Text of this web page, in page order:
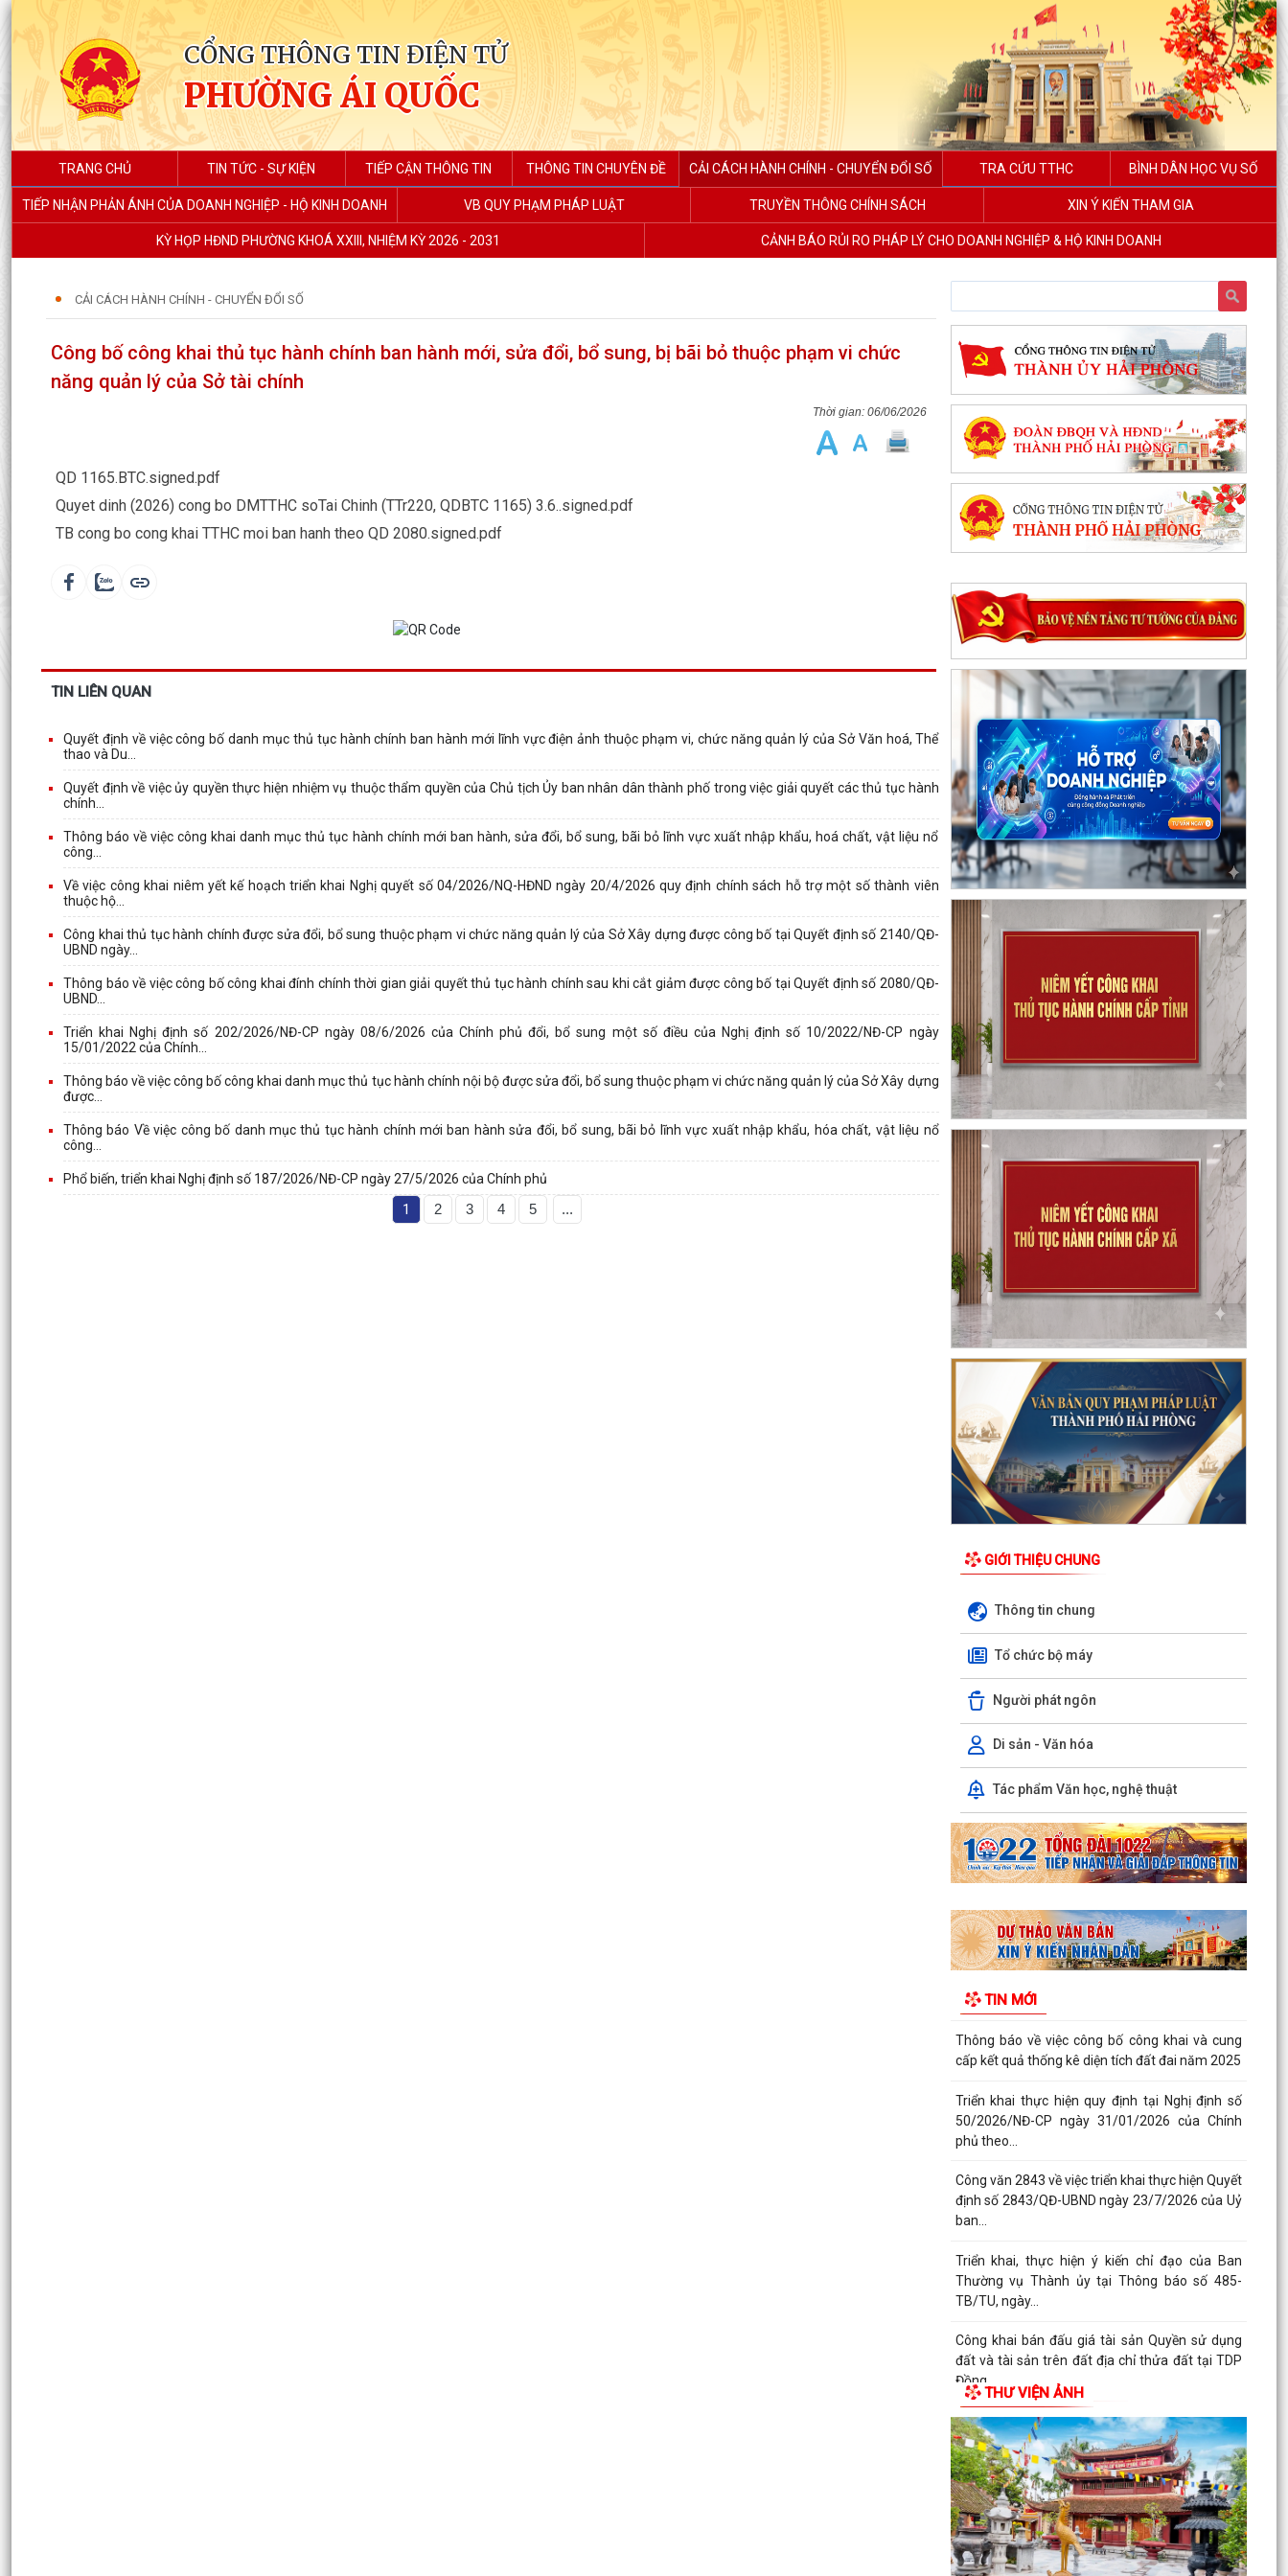
CỔNG THÔNG TIN ĐIỆN TỬ
PHƯỜNG ÁI QUỐC
TRANG CHỦ TIN TỨC - SỰ KIỆN TIẾP CẬN THÔNG TIN THÔNG TIN CHUYÊN ĐỀ CẢI CÁCH HÀNH CHÍNH - CHUYỂN ĐỔI SỐ TRA CỨU TTHC BÌNH DÂN HỌC VỤ SỐ
TIẾP NHẬN PHẢN ÁNH CỦA DOANH NGHIỆP - HỘ KINH DOANH VB QUY PHẠM PHÁP LUẬT TRUYỀN THÔNG CHÍNH SÁCH XIN Ý KIẾN THAM GIA
KỲ HỌP HĐND PHƯỜNG KHOÁ XXIII, NHIỆM KỲ 2026 - 2031 CẢNH BÁO RỦI RO PHÁP LÝ CHO DOANH NGHIỆP & HỘ KINH DOANH
CẢI CÁCH HÀNH CHÍNH - CHUYỂN ĐỔI SỐ
Công bố công khai thủ tục hành chính ban hành mới, sửa đổi, bổ sung, bị bãi bỏ thuộc phạm vi chức
năng quản lý của Sở tài chính
06/06/2026
QD 1165.BTC.signed.pdf
Quyet dinh (2026) cong bo DMTTHC soTai Chinh (TTr220, QDBTC 1165) 3.6..signed.pdf
TB cong bo cong khai TTHC moi ban hanh theo QD 2080.signed.pdf
TIN LIÊN QUAN
Quyết định về việc công bố danh mục thủ tục hành chính ban hành mới lĩnh vực điện ảnh thuộc phạm vi, chức năng quản lý của Sở Văn hoá, Thể
thao và Du...
Quyết định về việc ủy quyền thực hiện nhiệm vụ thuộc thẩm quyền của Chủ tịch Ủy ban nhân dân thành phố trong việc giải quyết các thủ tục hành
chính...
Thông báo về việc công khai danh mục thủ tục hành chính mới ban hành, sửa đổi, bổ sung, bãi bỏ lĩnh vực xuất nhập khẩu, hoá chất, vật liệu nổ
công...
Về việc công khai niêm yết kế hoạch triển khai Nghị quyết số 04/2026/NQ-HĐND ngày 20/4/2026 quy định chính sách hỗ trợ một số thành viên
thuộc hộ...
Công khai thủ tục hành chính được sửa đổi, bổ sung thuộc phạm vi chức năng quản lý của Sở Xây dựng được công bố tại Quyết định số 2140/QĐ-
UBND ngày...
Thông báo về việc công bố công khai đính chính thời gian giải quyết thủ tục hành chính sau khi cắt giảm được công bố tại Quyết định số 2080/QĐ-
UBND...
Triển khai Nghị định số 202/2026/NĐ-CP ngày 08/6/2026 của Chính phủ đổi, bổ sung một số điều của Nghị định số 10/2022/NĐ-CP ngày
15/01/2022 của Chính...
Thông báo về việc công bố công khai danh mục thủ tục hành chính nội bộ được sửa đổi, bổ sung thuộc phạm vi chức năng quản lý của Sở Xây dựng
được...
Thông báo Về việc công bố danh mục thủ tục hành chính mới ban hành sửa đổi, bổ sung, bãi bỏ lĩnh vực xuất nhập khẩu, hóa chất, vật liệu nổ
công...
Phổ biến, triển khai Nghị định số 187/2026/NĐ-CP ngày 27/5/2026 của Chính phủ
1 2 3 4 5 ...
GIỚI THIỆU CHUNG
Thông tin chung
Tổ chức bộ máy
Người phát ngôn
Di sản - Văn hóa
Tác phẩm Văn học, nghệ thuật
TIN MỚI
Kế hoạch thực hiện Nghị quyết số 11-NQ/TU,
ngày 15/7/2026 của Ban Chấp hành Đảng bộ
thành phố về...
Tăng cường công tác đấu tranh, ngăn chặn
hoạt động săn bắt, buôn bán trái phép chim
hoang dã,...
Thông báo phun trừ sâu cuốn lá nhỏ lứa 5 gây
hại lúa vụ Mùa năm 2026
Phối hợp triển khai các hoạt động trước khi
ngừng hoạt động mạng thông tin di động công
viên chăm sóc đi làm việc tại Nhật Bản theo
Thông báo tình hình sâu bệnh trên lúa Mùa, cây
ăn quả và dự báo trong thời gian tới
Tuyên truyền Chung kết Hội thi lực lượng tham
gia bảo vệ an ninh, trật tự ở cơ sở giỏi toàn
quốc...
đối với các dịch vụ giáo dục mầm non, giáo dục
phổ...
Công khai Quyết định số 3084/QĐ-UBND ngày
04/8/2026 của UBND thành phố
Thông báo Kết luận của Chủ tịch UBND phường
Ái Quốc tại buổi tiếp công dân định kỳ Tuần 1
tháng 8...
cấp kết quả thống kê diện tích đất đai năm 2025
50/2026/NĐ-CP ngày 31/01/2026 của Chính
phủ theo...
định số 2843/QĐ-UBND ngày 23/7/2026 của Uỷ
ban...
Thường vụ Thành ủy tại Thông báo số 485-
TB/TU, ngày...
đất và tài sản trên đất địa chỉ thửa đất tại TDP
Đồng...
Thông báo về việc công bố công khai Quyết định
số 55/2026/QĐ-UBND ngày 08/7/2026 của
UBND thành phố...
Công bố công khai danh mục thủ tục hành
chính đủ điều kiện cung cấp dịch vụ công trực
tuyến và thủ...
Thông báo Ban hành bổ sung, sửa đổi mã định
THƯ VIỆN ẢNH